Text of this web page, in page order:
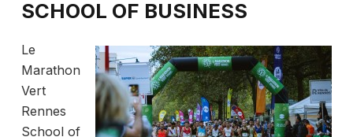
SCHOOL OF BUSINESS
Le
Marathon
Vert
Rennes
School of